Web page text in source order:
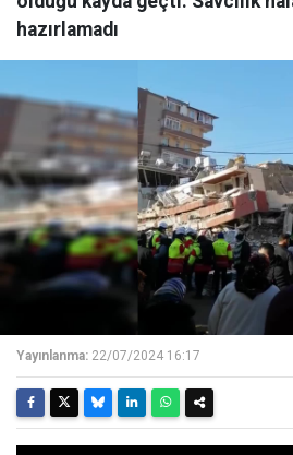
hazırlamadı
Yayınlanma: 22/07/2024 16:17